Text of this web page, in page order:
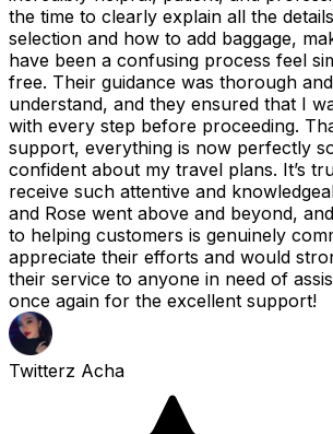
the time to clearly explain all the
selection and how to add baggage,
have been a confusing process feel
free. Their guidance was thorough
understand, and they ensured that I
with every step before proceeding.
support, everything is now perfectly
confident about my travel plans. It’s
receive such attentive and
and Rose went above and beyond,
to helping customers is genuinely
appreciate their efforts and would
their service to anyone in need of
once again for the excellent support!
Twitterz Acha